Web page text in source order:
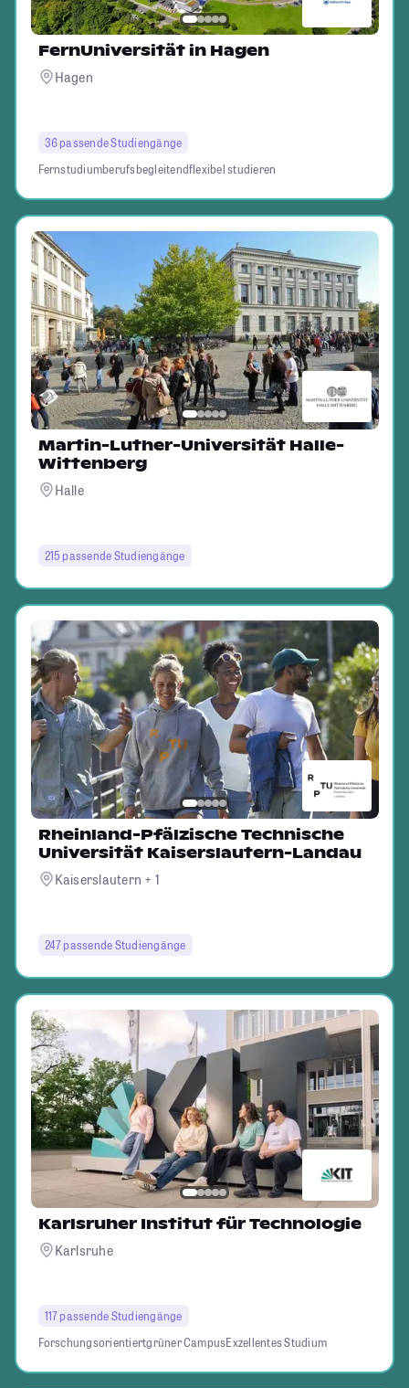
FernUniversität in Hagen
Hagen
36 passende Studiengänge
Fernstudiumberufsbegleitendflexibel studieren
Martin-Luther-Universität Halle-
Wittenberg
Halle
215 passende Studiengänge
Rheinland-Pfälzische Technische
Universität Kaiserslautern-Landau
Kaiserslautern + 1
247 passende Studiengänge
Karlsruher Institut für Technologie
Karlsruhe
117 passende Studiengänge
Forschungsorientiertgrüner CampusExzellentes Studium